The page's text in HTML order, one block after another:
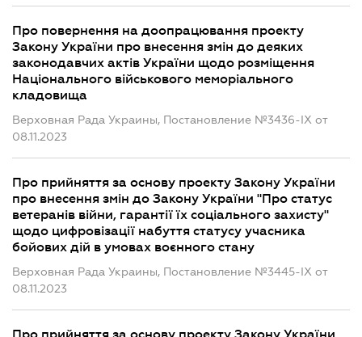
Про повернення на доопрацювання проекту
Закону України про внесення змін до деяких
законодавчих актів України щодо розміщення
Національного військового меморіального
кладовища
Верховная Рада Украины, Постановление №3436-IX от
08.11.2023
Про прийняття за основу проекту Закону України
про внесення змін до Закону України "Про статус
ветеранів війни, гарантії їх соціального захисту"
щодо цифровізації набуття статусу учасника
бойових дій в умовах воєнного стану
Верховная Рада Украины, Постановление №3445-IX от
08.11.2023